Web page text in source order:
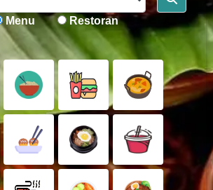
Menu Restoran